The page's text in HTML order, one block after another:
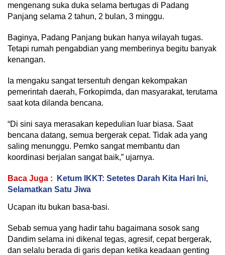
mengenang suka duka selama bertugas di Padang
Panjang selama 2 tahun, 2 bulan, 3 minggu.
Baginya, Padang Panjang bukan hanya wilayah tugas.
Tetapi rumah pengabdian yang memberinya begitu banyak
kenangan.
Ia mengaku sangat tersentuh dengan kekompakan
pemerintah daerah, Forkopimda, dan masyarakat, terutama
saat kota dilanda bencana.
“Di sini saya merasakan kepedulian luar biasa. Saat
bencana datang, semua bergerak cepat. Tidak ada yang
saling menunggu. Pemko sangat membantu dan
koordinasi berjalan sangat baik,” ujarnya.
Baca Juga :
Ketum IKKT: Setetes Darah Kita Hari Ini,
Selamatkan Satu Jiwa
Ucapan itu bukan basa-basi.
Sebab semua yang hadir tahu bagaimana sosok sang
Dandim selama ini dikenal tegas, agresif, cepat bergerak,
dan selalu berada di garis depan ketika keadaan genting